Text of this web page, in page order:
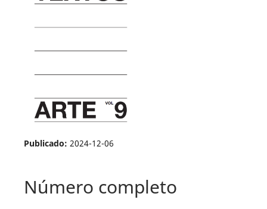
Publicado: 2024-12-06
Número completo